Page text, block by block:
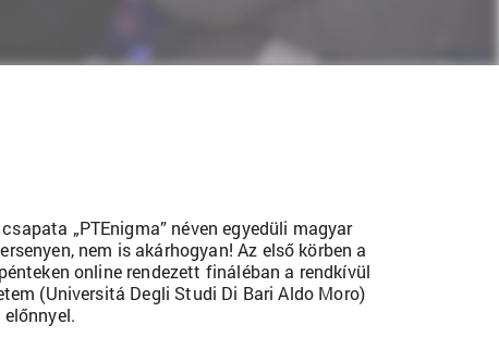
„PTEnigma” néven egyedüli magyar
nem is akárhogyan! Az első körben a
online rendezett fináléban a rendkívül
(Universitá Degli Studi Di Bari Aldo Moro)